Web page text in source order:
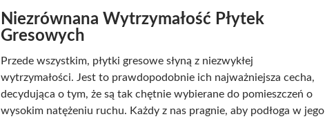
Niezrównana Wytrzymałość Płytek
Gresowych
Przede wszystkim, płytki gresowe słyną z niezwykłej
wytrzymałości. Jest to prawdopodobnie ich najważniejsza cecha,
decydująca o tym, że są tak chętnie wybierane do pomieszczeń o
wysokim natężeniu ruchu. Każdy z nas pragnie, aby podłoga w jego